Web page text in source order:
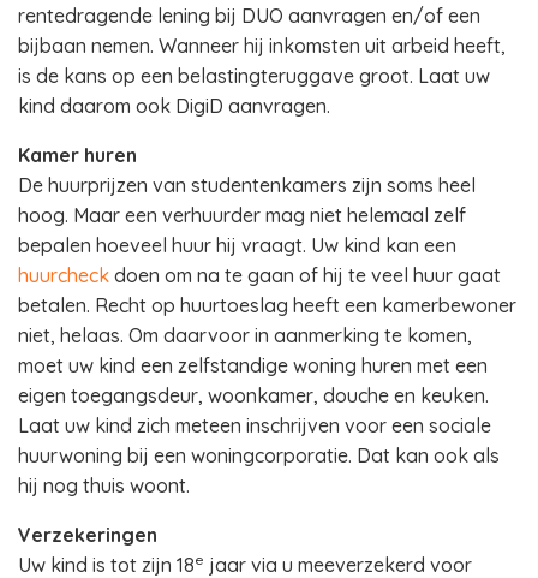
rentedragende lening bij DUO aanvragen en/of een
bijbaan nemen. Wanneer hij inkomsten uit arbeid heeft,
is de kans op een belastingteruggave groot. Laat uw
kind daarom ook DigiD aanvragen.
Kamer huren
De huurprijzen van studentenkamers zijn soms heel
hoog. Maar een verhuurder mag niet helemaal zelf
bepalen hoeveel huur hij vraagt. Uw kind kan een
huurcheck doen om na te gaan of hij te veel huur gaat
betalen. Recht op huurtoeslag heeft een kamerbewoner
niet, helaas. Om daarvoor in aanmerking te komen,
moet uw kind een zelfstandige woning huren met een
eigen toegangsdeur, woonkamer, douche en keuken.
Laat uw kind zich meteen inschrijven voor een sociale
huurwoning bij een woningcorporatie. Dat kan ook als
hij nog thuis woont.
Verzekeringen
Uw kind is tot zijn 18e jaar via u meeverzekerd voor